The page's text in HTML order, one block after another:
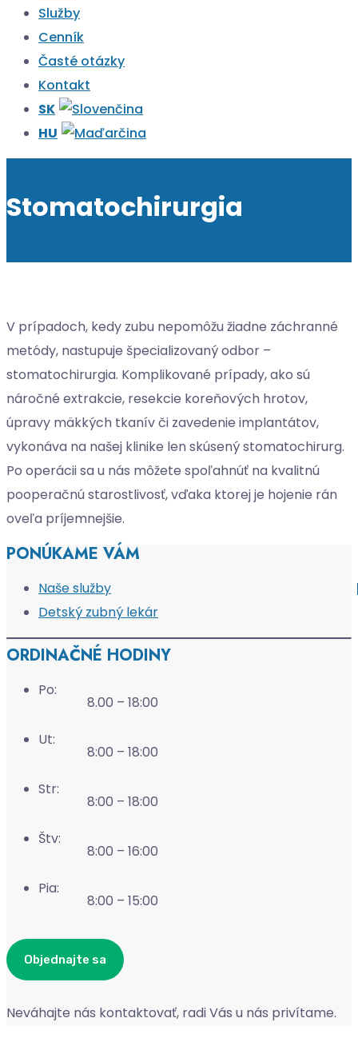
Služby
Cenník
Časté otázky
Kontakt
Stomatochirurgia
V prípadoch, kedy zubu nepomôžu žiadne záchranné
metódy, nastupuje špecializovaný odbor –
stomatochirurgia. Komplikované prípady, ako sú
náročné extrakcie, resekcie koreňových hrotov,
úpravy mäkkých tkanív či zavedenie implantátov,
vykonáva na našej klinike len skúsený stomatochirurg.
Po operácii sa u nás môžete spoľahnúť na kvalitnú
pooperačnú starostlivosť, vďaka ktorej je hojenie rán
oveľa príjemnejšie.
PONÚKAME VÁM
Naše služby
Detský zubný lekár
ORDINAČNÉ HODINY
Po:
8.00 – 18:00
Ut:
8:00 – 18:00
Str:
8:00 – 18:00
Štv:
8:00 – 16:00
Pia:
8:00 – 15:00
Objednajte sa
Neváhajte nás kontaktovať, radi Vás u nás privítame.